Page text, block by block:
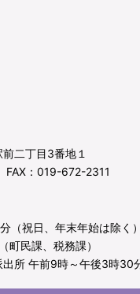
二丁目3番地１
：019-672-2311
（祝日、年末年始は除く）
町民課、税務課）
所 午前9時～午後3時30